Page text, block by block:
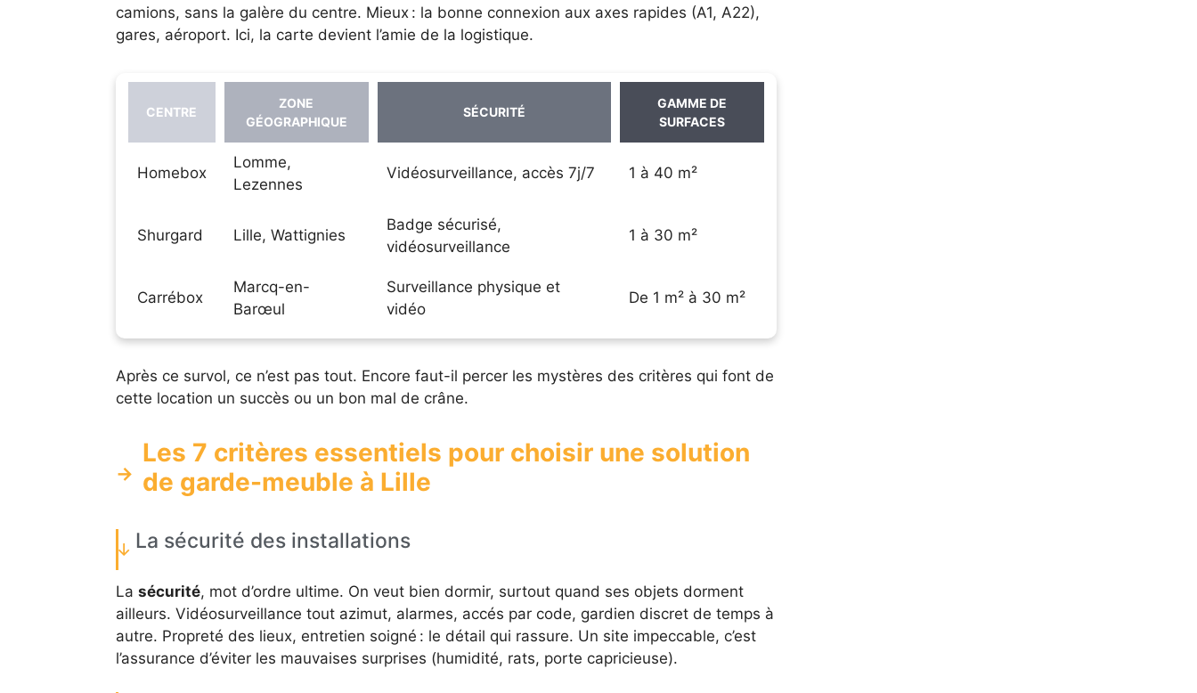
camions, sans la galère du centre. Mieux : la bonne connexion aux axes rapides (A1, A22),
gares, aéroport. Ici, la carte devient l’amie de la logistique.
CENTRE
ZONE
GÉOGRAPHIQUE
SÉCURITÉ
GAMME DE
SURFACES
Homebox
Lomme,
Lezennes
Vidéosurveillance, accès 7j/7 1 à 40 m²
Shurgard Lille, Wattignies
Badge sécurisé,
vidéosurveillance
1 à 30 m²
Carrébox
Marcq-en-
Barœul
Surveillance physique et
vidéo
De 1 m² à 30 m²
Après ce survol, ce n’est pas tout. Encore faut-il percer les mystères des critères qui font de
cette location un succès ou un bon mal de crâne.
Les 7 critères essentiels pour choisir une solution
de garde-meuble à Lille
La sécurité des installations
La sécurité, mot d’ordre ultime. On veut bien dormir, surtout quand ses objets dorment
ailleurs. Vidéosurveillance tout azimut, alarmes, accés par code, gardien discret de temps à
autre. Propreté des lieux, entretien soigné : le détail qui rassure. Un site impeccable, c’est
l’assurance d’éviter les mauvaises surprises (humidité, rats, porte capricieuse).